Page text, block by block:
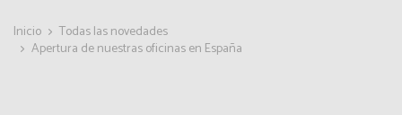
Inicio
Todas las novedades
Apertura de nuestras oficinas en España